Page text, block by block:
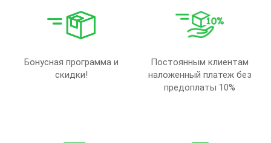
Бонусная программа и
скидки!
Постоянным клиентам
наложенный платеж без
предоплаты 10%